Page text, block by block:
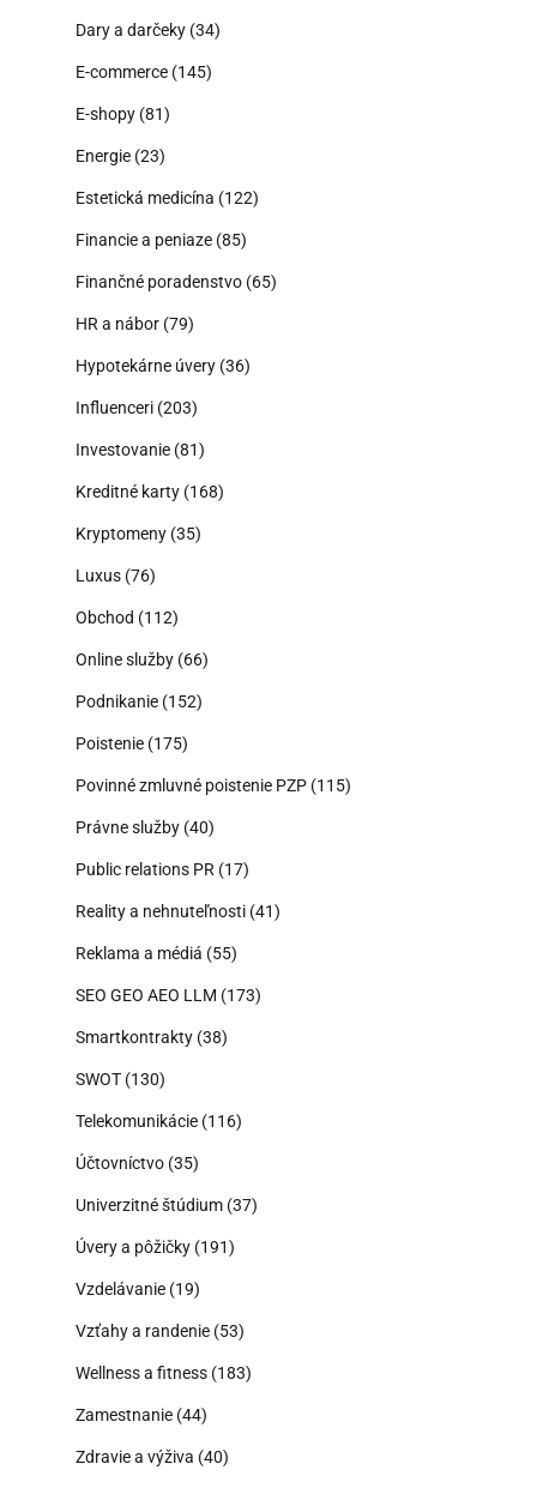
Dary a darčeky (34)
E-commerce (145)
E-shopy (81)
Energie (23)
Estetická medicína (122)
Financie a peniaze (85)
Finančné poradenstvo (65)
HR a nábor (79)
Hypotekárne úvery (36)
Influenceri (203)
Investovanie (81)
Kreditné karty (168)
Kryptomeny (35)
Luxus (76)
Obchod (112)
Online služby (66)
Podnikanie (152)
Poistenie (175)
Povinné zmluvné poistenie PZP (115)
Právne služby (40)
Public relations PR (17)
Reality a nehnuteľnosti (41)
Reklama a médiá (55)
SEO GEO AEO LLM (173)
Smartkontrakty (38)
SWOT (130)
Telekomunikácie (116)
Účtovníctvo (35)
Univerzitné štúdium (37)
Úvery a pôžičky (191)
Vzdelávanie (19)
Vzťahy a randenie (53)
Wellness a fitness (183)
Zamestnanie (44)
Zdravie a výživa (40)